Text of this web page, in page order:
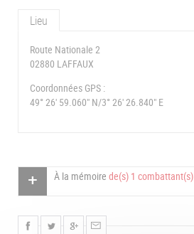
Lieu
Route Nationale 2
02880 LAFFAUX
Coordonnées GPS :
49° 26' 59.060" N/3° 26' 26.840" E
À la mémoire de(s) 1 combattant(s)